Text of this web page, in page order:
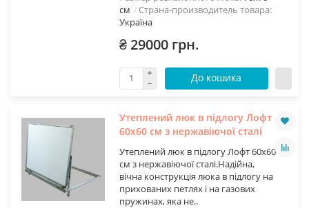
см
Страна-производитель товара:
Україна
₴ 29000 грн.
До кошика
Утеплений люк в підлогу Лофт
60х60 см з нержавіючої сталі
Утеплений люк в підлогу Лофт 60х60
см з нержавіючої сталі.Надійна,
вічна конструкція люка в підлогу на
прихованих петлях і на газових
пружинах, яка не..